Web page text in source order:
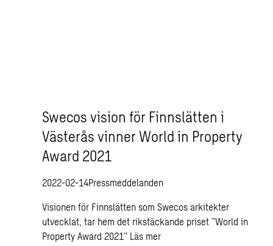
Swecos vision för Finnslätten i
Västerås vinner World in Property
Award 2021
2022-02-14Pressmeddelanden
Visionen för Finnslätten som Swecos arkitekter
utvecklat, tar hem det rikstäckande priset ”World in
Property Award 2021” Läs mer